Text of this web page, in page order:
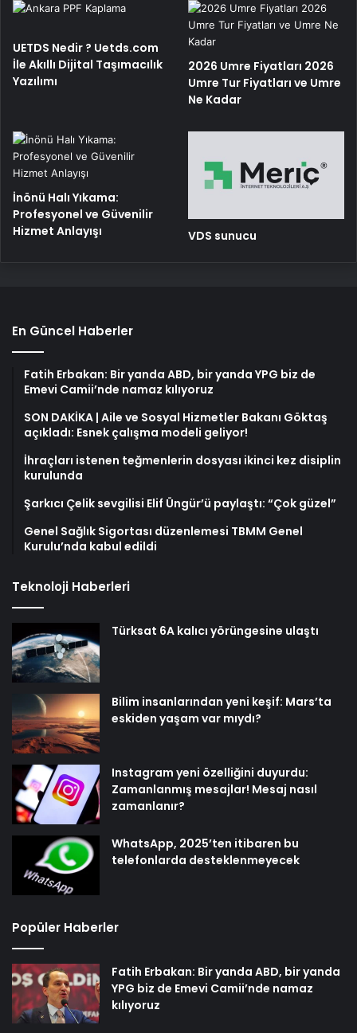
UETDS Nedir ? Uetds.com
İle Akıllı Dijital Taşımacılık
Yazılımı
2026 Umre Fiyatları 2026
Umre Tur Fiyatları ve Umre
Ne Kadar
İnönü Halı Yıkama:
Profesyonel ve Güvenilir
Hizmet Anlayışı
VDS sunucu
En Güncel Haberler
Fatih Erbakan: Bir yanda ABD, bir yanda YPG biz de
Emevi Camii’nde namaz kılıyoruz
SON DAKİKA | Aile ve Sosyal Hizmetler Bakanı Göktaş
açıkladı: Esnek çalışma modeli geliyor!
İhraçları istenen teğmenlerin dosyası ikinci kez disiplin
kurulunda
Şarkıcı Çelik sevgilisi Elif Üngür’ü paylaştı: “Çok güzel”
Genel Sağlık Sigortası düzenlemesi TBMM Genel
Kurulu’nda kabul edildi
Teknoloji Haberleri
Türksat 6A kalıcı yörüngesine ulaştı
Bilim insanlarından yeni keşif: Mars’ta
eskiden yaşam var mıydı?
Instagram yeni özelliğini duyurdu:
Zamanlanmış mesajlar! Mesaj nasıl
zamanlanır?
WhatsApp, 2025’ten itibaren bu
telefonlarda desteklenmeyecek
Popüler Haberler
Fatih Erbakan: Bir yanda ABD, bir yanda
YPG biz de Emevi Camii’nde namaz
kılıyoruz